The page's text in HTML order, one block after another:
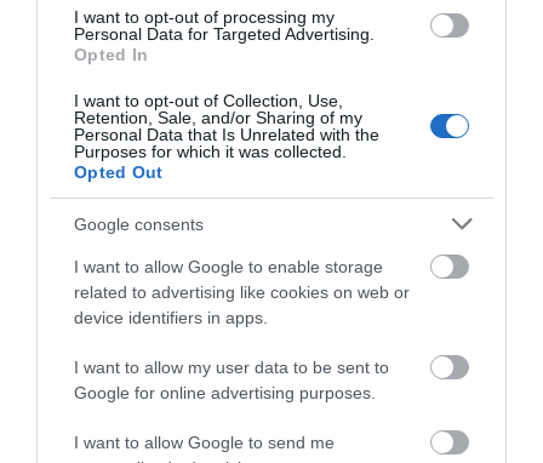
I want to opt-out of processing my
Personal Data for Targeted Advertising.
Opted In
I want to opt-out of Collection, Use,
Retention, Sale, and/or Sharing of my
Personal Data that Is Unrelated with the
Purposes for which it was collected.
Opted Out
Google consents
I want to allow Google to enable storage
related to advertising like cookies on web or
device identifiers in apps.
I want to allow my user data to be sent to
Google for online advertising purposes.
I want to allow Google to send me
Imel Macadamia Oil
Μάσκα Μαλλιών 1000ml
Διαθέσιμο
8,00 €
Imel Macadamia Oil
5,20 €